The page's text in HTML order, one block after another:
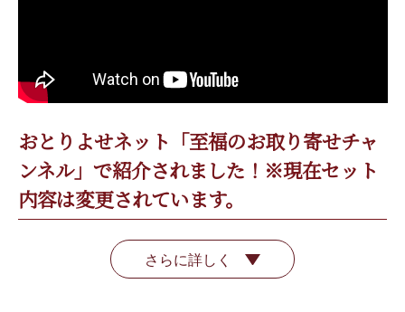
おとりよせネット「至福のお取り寄せチャ
ンネル」で紹介されました！※現在セット
内容は変更されています。
さらに詳しく